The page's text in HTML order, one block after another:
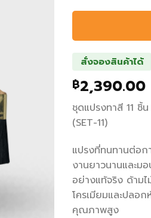
สั่งจองสินค้าได้
฿2,390.00
ชุดแปรงทาสี 11 ชิ้น
(SET-11)
แปรงที่ทนทานต่อก
งานยาวนานและม
อย่างแท้จริง ด้าม
โครเมียมและปลอ
คุณภาพสูง